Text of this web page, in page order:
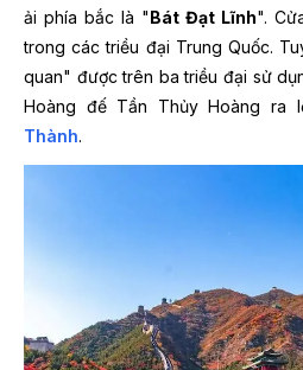
ải phía bắc là "Bát Đạt Lĩnh".
trong các triều đại Trung Quốc.
quan" được trên ba triều đại sử
Hoàng đế Tần Thủy Hoàng ra
Thành.